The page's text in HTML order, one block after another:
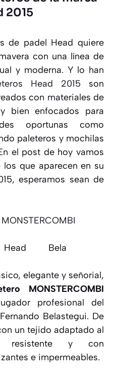
2015
de padel Head quiere
con una línea de
y moderna. Y lo han
Head 2015 son
con materiales de
bien enfocados para
oportunas como
paleteros y mochilas
el post de hoy vamos
que aparecen en su
esperamos sean de
elegante y señorial,
MONSTERCOMBI
profesional del
Belastegui. De
un tejido adaptado al
resistente y con
e impermeables.